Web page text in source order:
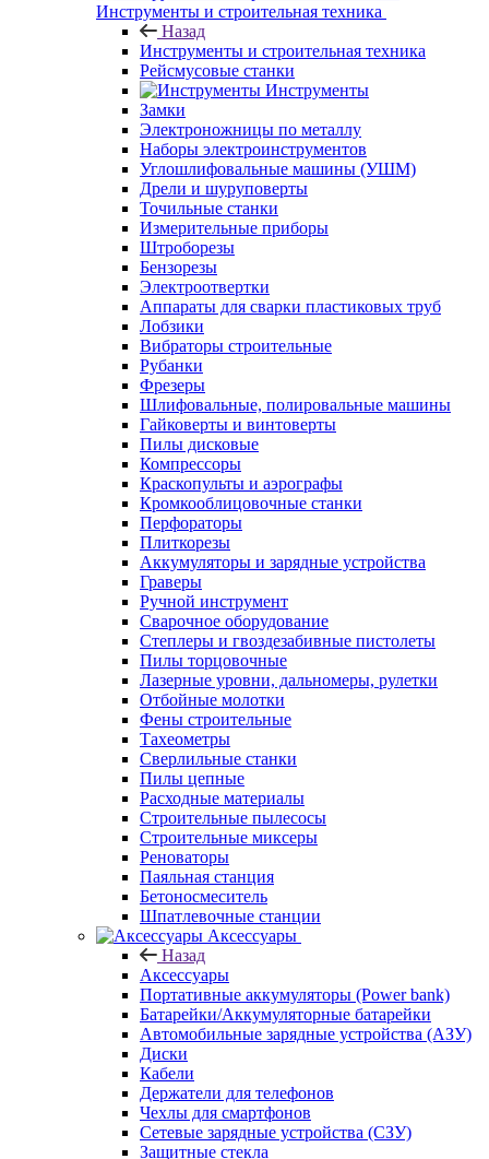
Инструменты и строительная техника
Назад
Инструменты и строительная техника
Рейсмусовые станки
Инструменты
Замки
Электроножницы по металлу
Наборы электроинструментов
Углошлифовальные машины (УШМ)
Дрели и шуруповерты
Точильные станки
Измерительные приборы
Штроборезы
Бензорезы
Электроотвертки
Аппараты для сварки пластиковых труб
Лобзики
Вибраторы строительные
Рубанки
Фрезеры
Шлифовальные, полировальные машины
Гайковерты и винтоверты
Пилы дисковые
Компрессоры
Краскопульты и аэрографы
Кромкооблицовочные станки
Перфораторы
Плиткорезы
Аккумуляторы и зарядные устройства
Граверы
Ручной инструмент
Сварочное оборудование
Степлеры и гвоздезабивные пистолеты
Пилы торцовочные
Лазерные уровни, дальномеры, рулетки
Отбойные молотки
Фены строительные
Тахеометры
Сверлильные станки
Пилы цепные
Расходные материалы
Строительные пылесосы
Строительные миксеры
Реноваторы
Паяльная станция
Бетоносмеситель
Шпатлевочные станции
Аксессуары
Назад
Аксессуары
Портативные аккумуляторы (Power bank)
Батарейки/Аккумуляторные батарейки
Автомобильные зарядные устройства (АЗУ)
Диски
Кабели
Держатели для телефонов
Чехлы для смартфонов
Сетевые зарядные устройства (СЗУ)
Защитные стекла